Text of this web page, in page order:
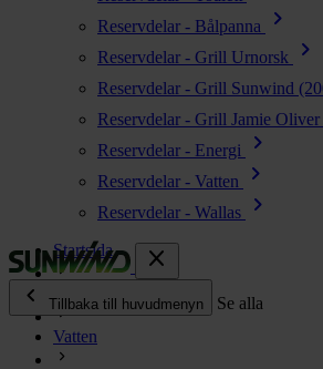
Reservdelar - Bålpanna chevron_right
Reservdelar - Grill Urnorsk chevron_right
Reservdelar - Grill Sunwind
Reservdelar - Grill Jamie Oliver
Reservdelar - Energi chevron_right
Reservdelar - Vatten chevron_right
Reservdelar - Wallas
chevron_right
close
chevron_left
Tillbaka till huvudmenyn Se alla
Energi
Startsida
Vatten